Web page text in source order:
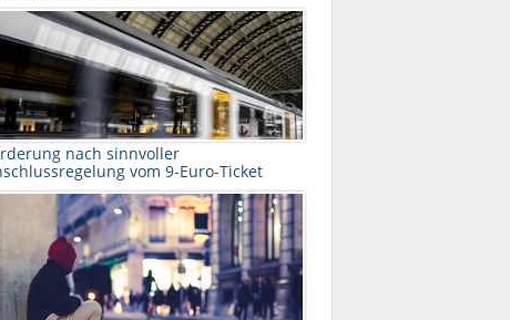
nach sinnvoller
vom 9-Euro-Ticket